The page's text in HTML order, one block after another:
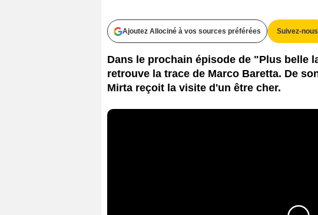
Ajoutez Allociné à vos sources préférées Suivez-nous
Dans le prochain épisode de "Plus belle
retrouve la trace de Marco Baretta. De
Mirta reçoit la visite d'un être cher.